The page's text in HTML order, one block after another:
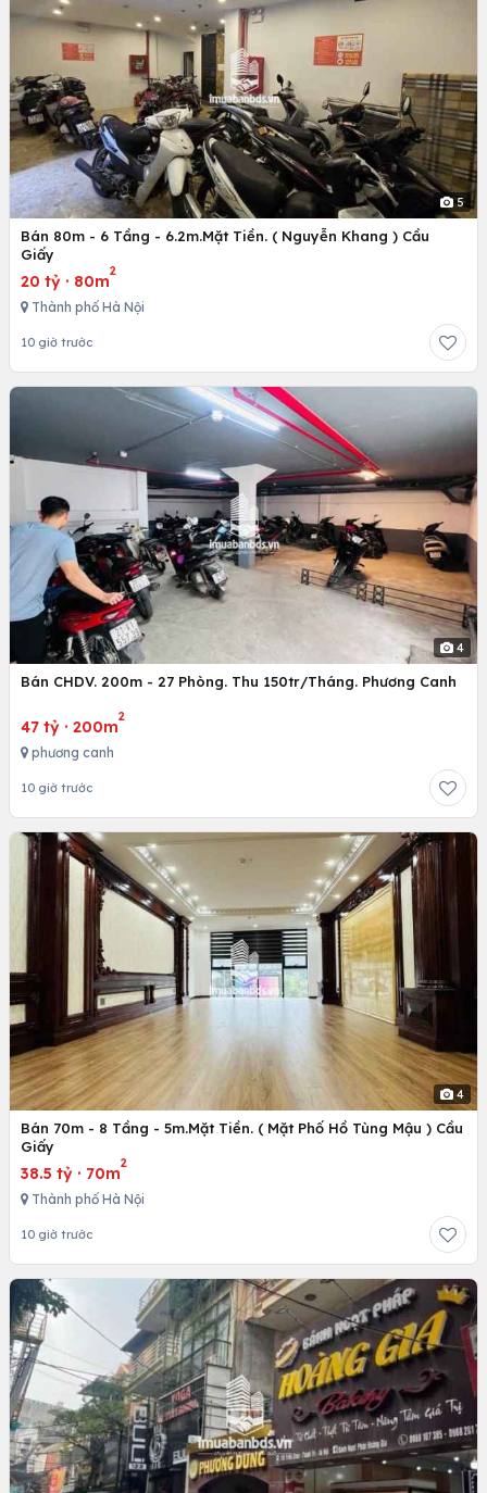
5
Bán 80m - 6 Tầng - 6.2m.Mặt Tiền. ( Nguyễn Khang ) Cầu
Giấy
20 tỷ · 80m
2
Thành phố Hà Nội
10 giờ trước
4
Bán CHDV. 200m - 27 Phòng. Thu 150tr/Tháng. Phương Canh
47 tỷ · 200m
2
phương canh
10 giờ trước
4
Bán 70m - 8 Tầng - 5m.Mặt Tiền. ( Mặt Phố Hồ Tùng Mậu ) Cầu
Giấy
38.5 tỷ · 70m
2
Thành phố Hà Nội
10 giờ trước